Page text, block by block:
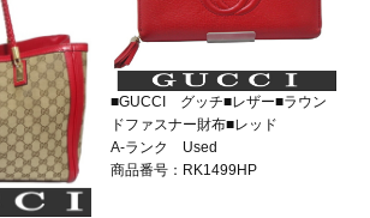
■GUCCI グッチ■レザー■ラウン
ドファスナー財布■レッド
A-ランク Used
商品番号：RK1499HP